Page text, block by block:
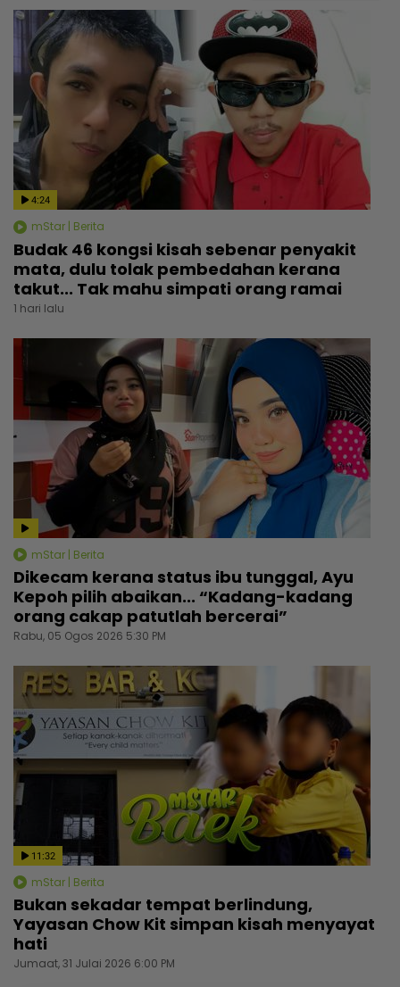
4:24
mStar | Berita
Budak 46 kongsi kisah sebenar penyakit
mata, dulu tolak pembedahan kerana
takut... Tak mahu simpati orang ramai
1 hari lalu
mStar | Berita
Dikecam kerana status ibu tunggal, Ayu
Kepoh pilih abaikan... “Kadang-kadang
orang cakap patutlah bercerai”
Rabu, 05 Ogos 2026 5:30 PM
11:32
mStar | Berita
Bukan sekadar tempat berlindung,
Yayasan Chow Kit simpan kisah menyayat
hati
Jumaat, 31 Julai 2026 6:00 PM